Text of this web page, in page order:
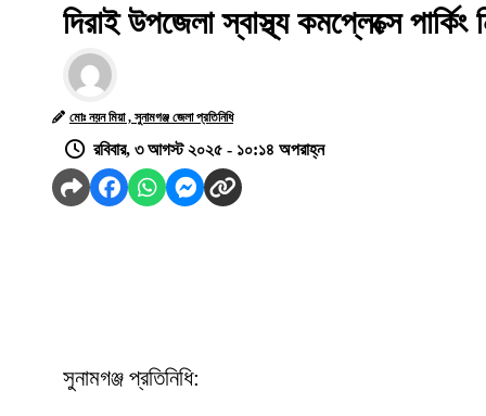
দিরাই উপজেলা স্বাস্থ্য কমপ্লেক্সে
মোঃ নয়ন মিয়া , সুনামগঞ্জ জেলা প্রতিনিধি
রবিবার, ৩ আগস্ট ২০২৫ - ১০:১৪ অপরাহ্ন
সুনামগঞ্জ প্রতিনিধি: